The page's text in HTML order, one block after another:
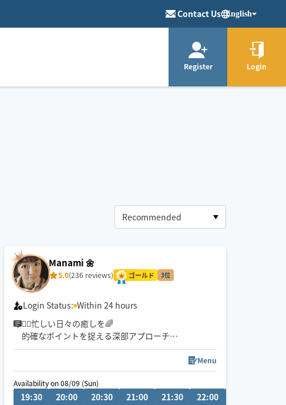
Contact Us English
Register Login
20:00 20:30 21:00 21:30 22:00
Manami 🌼
5.0(236 reviews) ゴールド 3位
Login Status: Within 24 hours
🏃‍♂️忙しい日々の癒しを🌈
的確なポイントを捉える深部アプローチ
お身体が開放されて心までほぐれる心地よさを実感
👍揉まれ慣れてる方もリラクゼーション初めてな方
にもお試し頂きたいです♪
Menu
Availability on 08/09 (Sun)
19:30 20:00 20:30 21:00 21:30 22:00